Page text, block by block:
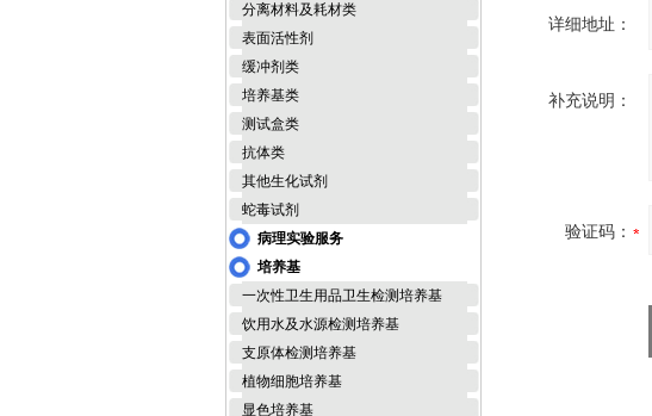
分离材料及耗材类
表面活性剂
缓冲剂类
培养基类
测试盒类
抗体类
其他生化试剂
蛇毒试剂
病理实验服务
培养基
一次性卫生用品卫生检测培养基
饮用水及水源检测培养基
支原体检测培养基
植物细胞培养基
显色培养基
详细地址：
补充说明：
验证码：